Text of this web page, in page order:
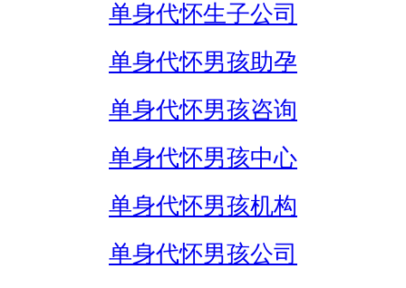
单身代怀生子公司
单身代怀男孩助孕
单身代怀男孩咨询
单身代怀男孩中心
单身代怀男孩机构
单身代怀男孩公司